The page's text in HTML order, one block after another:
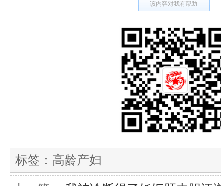
该内容对我有帮助
标签： 高龄产妇